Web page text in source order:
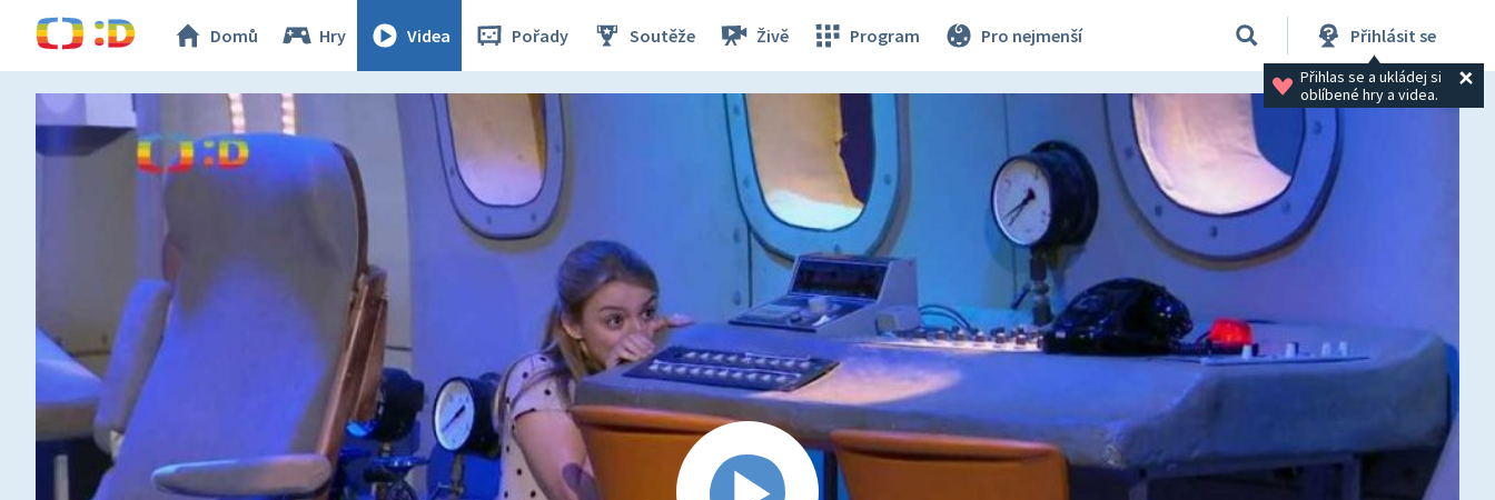
Domů Hry Videa Pořady Soutěže Živě Program Pro nejmenší Přihlásit se
Přihlas se a ukládej si
oblíbené hry a videa.